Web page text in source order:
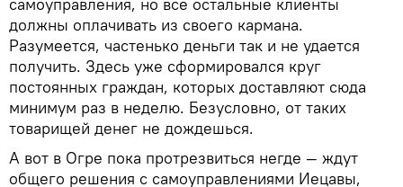
самоуправления, но все остальные клиенты
должны оплачивать из своего кармана.
Разумеется, частенько деньги так и не удается
получить. Здесь уже сформировался круг
постоянных граждан, которых доставляют сюда
минимум раз в неделю. Безусловно, от таких
товарищей денег не дождешься.
А вот в Огре пока протрезвиться негде — ждут
общего решения с самоуправлениями Иецавы,